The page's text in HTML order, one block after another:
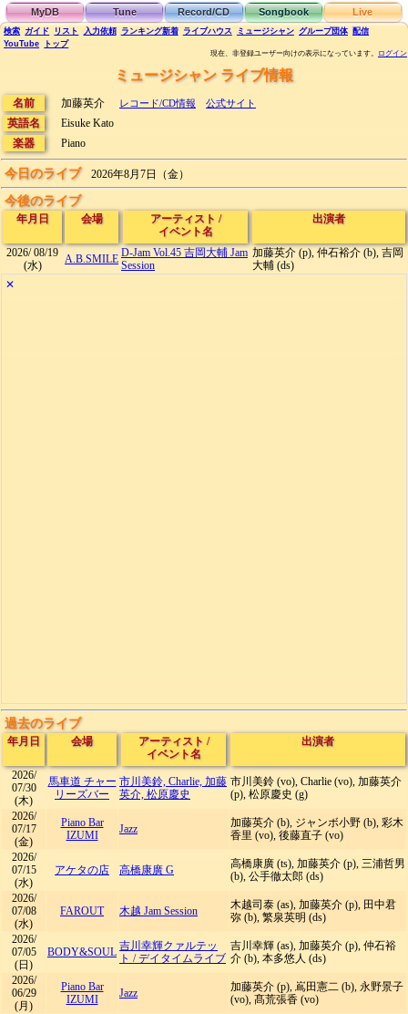
MyDB Tune Record/CD Songbook Live
検索 ガイド リスト 入力依頼 ランキング新着 ライブハウス ミュージシャン グループ団体 配信
YouTube
トップ
現在、非登録ユーザー向けの表示になっています。 ログイン
ミュージシャン ライブ情報
名前 加藤英介 レコード/CD情報 公式サイト
英語名
Eisuke Kato
楽器
Piano
今日のライブ 2026年8月7日（金）
今後のライブ
年月日 会場 アーティスト /
イベント名
出演者
2026/08/19
(水)
A.B.SMILE D-Jam Vol.45 吉岡大輔 Jam
Session
加藤英介 (p), 仲石裕介 (b), 吉岡
大輔 (ds)
✕
過去のライブ
年月日 会場 アーティスト /
イベント名
出演者
2026/
07/30
(木)
馬車道 チャー
リーズバー
市川美鈴, Charlie, 加藤
英介, 松原慶史
市川美鈴 (vo), Charlie (vo), 加藤英介
(p), 松原慶史 (g)
2026/
07/17
(金)
Piano Bar
IZUMI
Jazz
加藤英介 (b), ジャンボ小野 (b), 彩木
香里 (vo), 後藤直子 (vo)
2026/
07/15
(水)
アケタの店 高橋康廣 G
高橋康廣 (ts), 加藤英介 (p), 三浦哲男
(b), 公手徹太郎 (ds)
2026/
07/08
(水)
FAROUT 木越 Jam Session
木越司泰 (as), 加藤英介 (p), 田中君
弥 (b), 繁泉英明 (ds)
2026/
07/05
(日)
BODY&SOUL 吉川幸輝クァルテッ
ト /デイタイムライブ
吉川幸輝 (as), 加藤英介 (p), 仲石裕
介 (b), 本多悠人 (ds)
2026/
06/29
(月)
Piano Bar
IZUMI
Jazz
加藤英介 (p), 嶌田憲二 (b), 永野景子
(vo), 髙荒張香 (vo)